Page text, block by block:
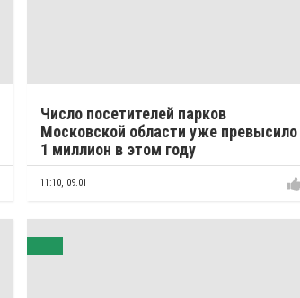
Число посетителей парков
Московской области уже превысило
1 миллион в этом году
11:10, 09.01